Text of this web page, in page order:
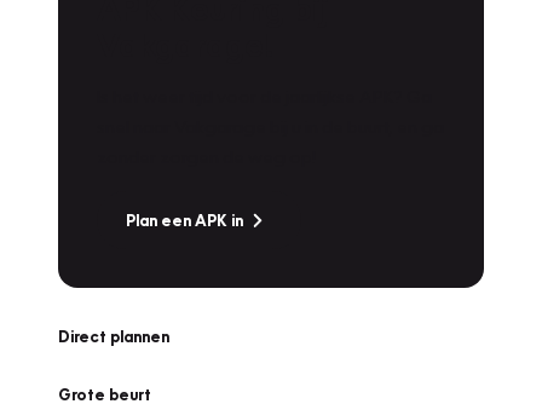
Plan een APK in
Direct plannen
Grote beurt